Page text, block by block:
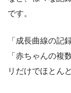
です。
「成長曲線の記
「赤ちゃんの複
リだけでほとん